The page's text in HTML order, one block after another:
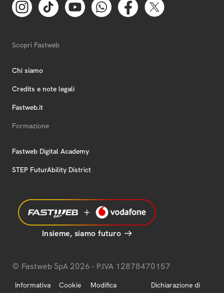
Scopri Fastweb
Chi siamo
Credits e note legali
Fastweb.it
Formazione
Fastweb Digital Academy
STEP FuturAbility District
Insieme, siamo futuro
© Fastweb SpA 2026 - P.IVA 12878470157
Informativa
Cookie
Modifica
Dichiarazione di